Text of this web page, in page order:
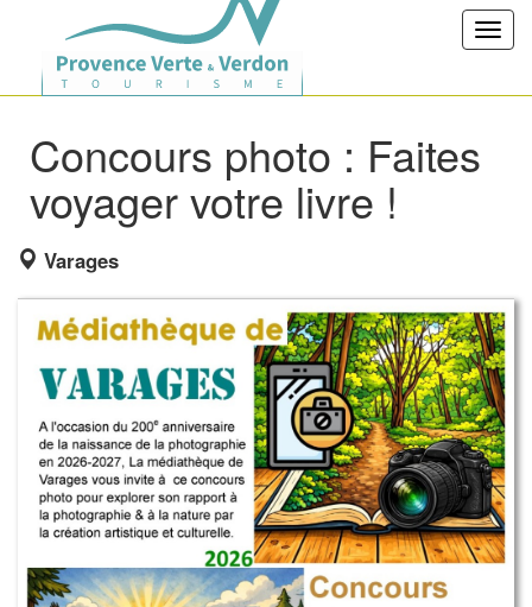
Concours photo : Faites
voyager votre livre !
Varages